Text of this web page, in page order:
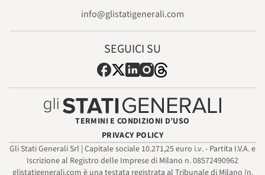
info@glistatigenerali.com
SEGUICI SU
TERMINI E CONDIZIONI D’USO
PRIVACY POLICY
Gli Stati Generali Srl | Capitale sociale 10.271,25 euro i.v. - Partita I.V.A. e
Iscrizione al Registro delle Imprese di Milano n. 08572490962
glistatigenerali.com è una testata registrata al Tribunale di Milano (n.